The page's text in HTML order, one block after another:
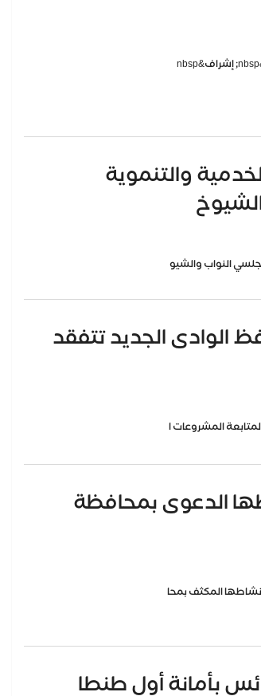
والتنموية
الوادى الجديد تتفقد
الدعوى بمحافظة
بأمانة أول طنطا